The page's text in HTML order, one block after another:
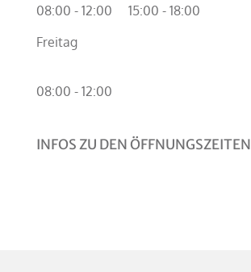
08:00 - 12:00
15:00 - 18:00
Freitag
08:00 - 12:00
INFOS ZU DEN ÖFFNUNGSZEITEN